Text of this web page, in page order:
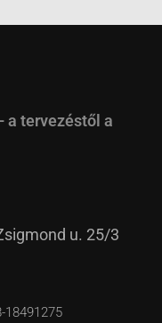
a tervezéstől a
u. 25/3
18491275